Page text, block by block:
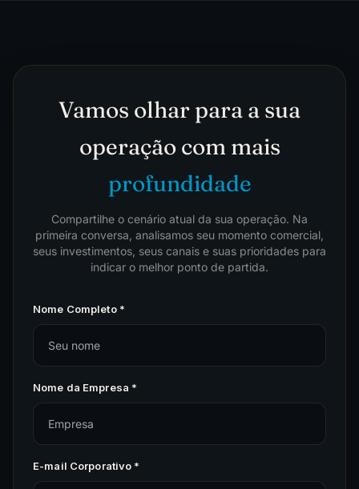
Vamos olhar para a sua
operação com mais
profundidade
Compartilhe o cenário atual da sua operação. Na
primeira conversa, analisamos seu momento comercial,
seus investimentos, seus canais e suas prioridades para
indicar o melhor ponto de partida.
Nome Completo *
Nome da Empresa *
E-mail Corporativo *